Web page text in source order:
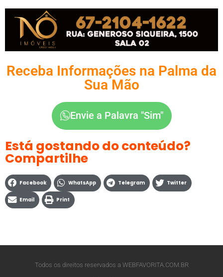
Receba Informações na Palma da
Sua Mão
Envie a Palavra "Sim"
Está gostando do conteúdo?
Compartilhe
Facebook WhatsApp Telegram Twitter
Email Print
Todos os direitos reservados a WEBFAVORITA.COM.BR